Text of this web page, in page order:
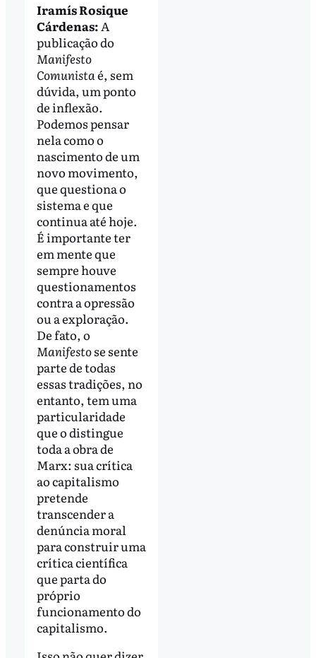
Iramís Rosique
Cárdenas:A
publicação do
Manifesto
Comunistaé, sem
dúvida, um ponto
de inflexão.
Podemos pensar
nela como o
nascimento de um
novo movimento,
que questiona o
sistema e que
continua até hoje.
É importante ter
em mente que
sempre houve
questionamentos
contra a opressão
ou a exploração.
De fato, o
Manifestose sente
parte de todas
essas tradições, no
entanto, tem uma
particularidade
que o distingue
toda a obra de
Marx: sua crítica
ao capitalismo
pretende
transcender a
denúncia moral
para construir uma
crítica científica
que parta do
próprio
funcionamento do
capitalismo.